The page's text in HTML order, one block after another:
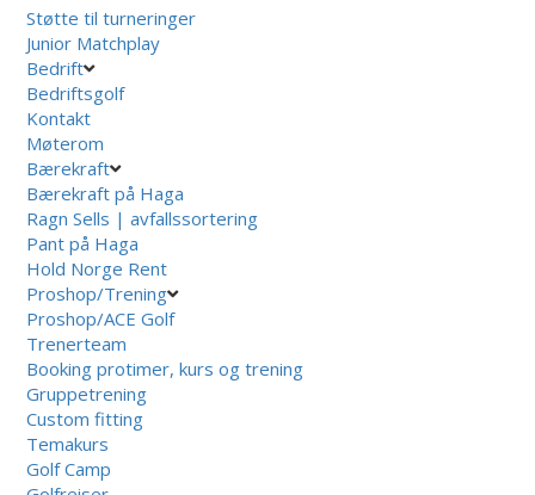
Støtte til turneringer
Junior Matchplay
Bedrift
Bedriftsgolf
Kontakt
Møterom
Bærekraft
Bærekraft på Haga
Ragn Sells | avfallssortering
Pant på Haga
Hold Norge Rent
Proshop/Trening
Proshop/ACE Golf
Trenerteam
Booking protimer, kurs og trening
Gruppetrening
Custom fitting
Temakurs
Golf Camp